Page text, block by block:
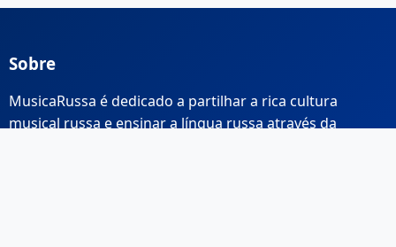
Sobre
MusicaRussa é dedicado a partilhar a rica cultura
musical russa e ensinar a língua russa através da